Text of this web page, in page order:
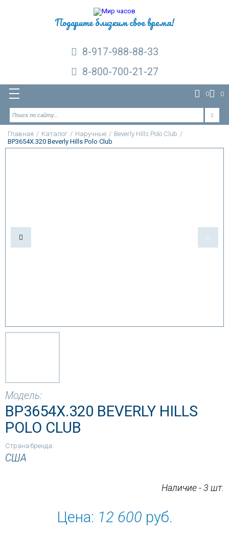
Подарите близким свое время!
8-917-988-88-33
8-800-700-21-27
0 0
Главная / Каталог / Наручные / Beverly Hills Polo Club /
BP3654X.320 Beverly Hills Polo Club
Модель:
BP3654X.320 BEVERLY HILLS
POLO CLUB
Страна бренда:
США
Наличие - 3 шт.
Цена: 12 600 руб.